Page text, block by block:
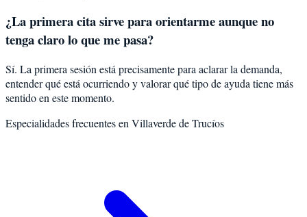
¿La primera cita sirve para orientarme aunque no
tenga claro lo que me pasa?
Sí. La primera sesión está precisamente para aclarar la demanda,
entender qué está ocurriendo y valorar qué tipo de ayuda tiene más
sentido en este momento.
Especialidades frecuentes en Villaverde de Trucíos